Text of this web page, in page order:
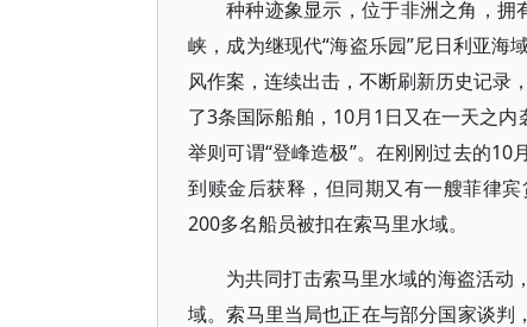
种种迹象显示，位于非洲之角，拥
峡，成为继现代“海盗乐园”尼日利亚海
风作案，连续出击，不断刷新历史记录
了3条国际船舶，10月1日又在一天之
举则可谓“登峰造极”。在刚刚过去的
到赎金后获释，但同期又有一艘菲律
200多名船员被扣在索马里水域。
为共同打击索马里水域的海盗活动
域。索马里当局也正在与部分国家谈